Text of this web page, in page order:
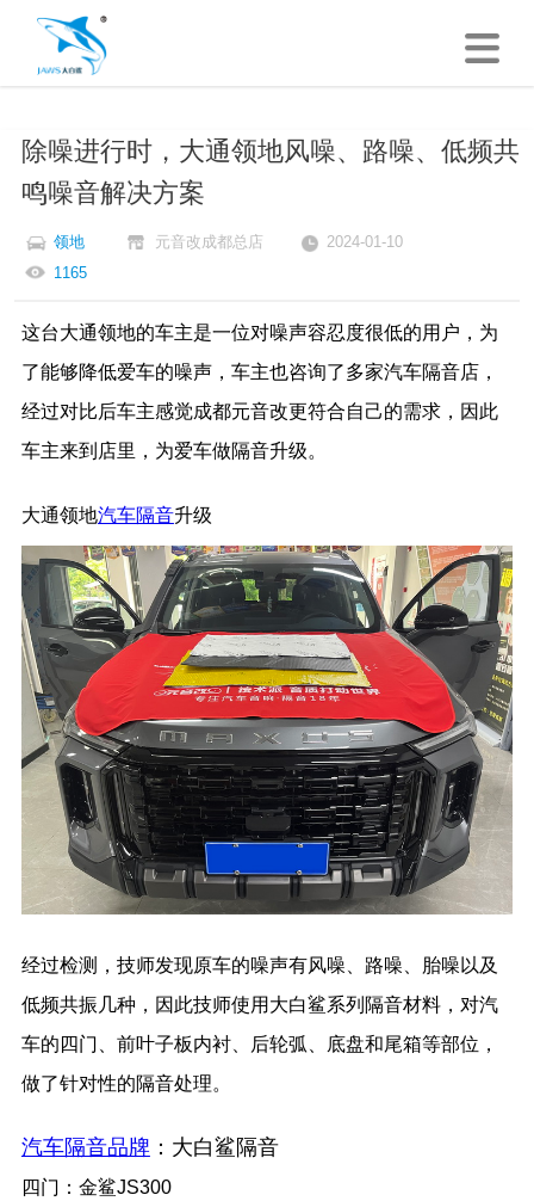
除噪进行时，大通领地风噪、路噪、低频共
鸣噪音解决方案
领地 元音改成都总店
2024-01-10
1165
这台大通领地的车主是一位对噪声容忍度很低的用户，为
了能够降低爱车的噪声，车主也咨询了多家汽车隔音店，
经过对比后车主感觉成都元音改更符合自己的需求，因此
车主来到店里，为爱车做隔音升级。
大通领地汽车隔音升级
经过检测，技师发现原车的噪声有风噪、路噪、胎噪以及
低频共振几种，因此技师使用大白鲨系列隔音材料，对汽
车的四门、前叶子板内衬、后轮弧、底盘和尾箱等部位，
做了针对性的隔音处理。
汽车隔音品牌 ：大白鲨隔音
四门：金鲨JS300